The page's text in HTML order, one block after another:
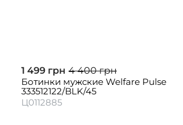
1 499 грн 4 400 грн
Ботинки мужские Welfare Pulse
333512122/BLK/45
Ц0112885